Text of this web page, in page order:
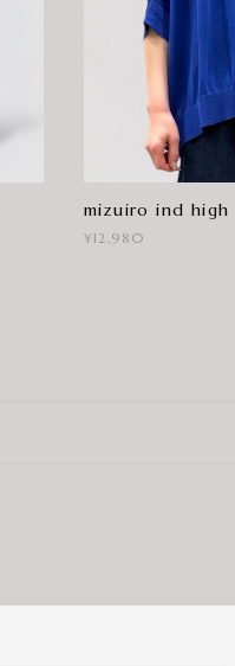
mizuiro ind high
¥12,980